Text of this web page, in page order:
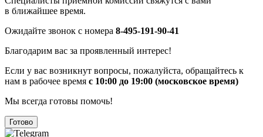
в ближайшее время.
Ожидайте звонок с номера 8-495-191-90-41
Благодарим вас за проявленный интерес!
Если у вас возникнут вопросы, пожалуйста, обращайтесь к
нам в рабочее время с 10:00 до 19:00 (московское время)
Мы всегда готовы помочь!
Готово